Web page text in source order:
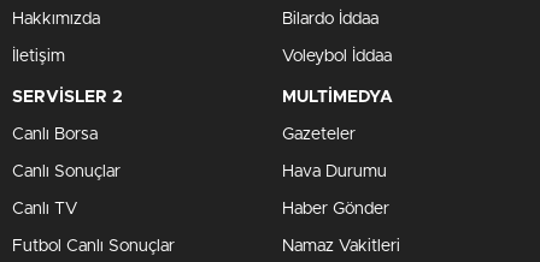
Hakkımızda
İletişim
Bilardo İddaa
Voleybol İddaa
SERVİSLER 2
Canlı Borsa
Canlı Sonuçlar
Canlı TV
Futbol Canlı Sonuçlar
MULTİMEDYA
Gazeteler
Hava Durumu
Haber Gönder
Namaz Vakitleri